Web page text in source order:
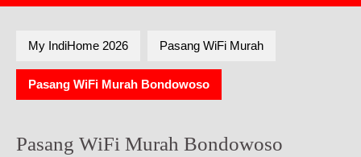
My IndiHome 2026 Pasang WiFi Murah
Pasang WiFi Murah Bondowoso
Pasang WiFi Murah Bondowoso